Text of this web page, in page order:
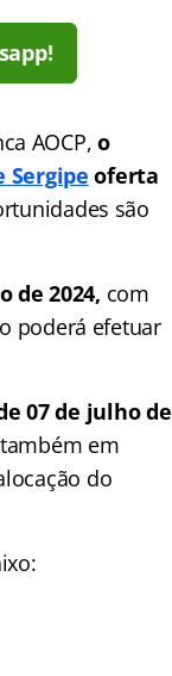
AOCP,o
Sergipe oferta
são
de 2024, com
poderá efetuar
07 de julho de
em
do